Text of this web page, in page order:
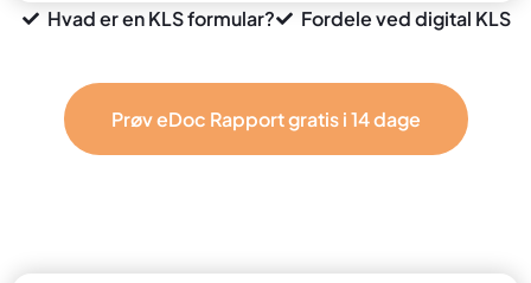
Hvad er en KLS formular? Fordele ved digital KLS
Prøv eDoc Rapport gratis i 14 dage